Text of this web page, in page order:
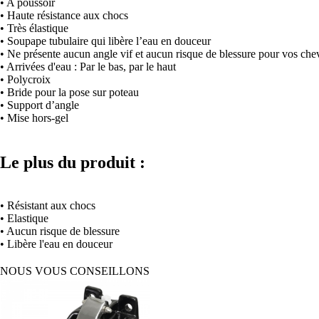
• A poussoir
• Haute résistance aux chocs
• Très élastique
• Soupape tubulaire qui libère l’eau en douceur
• Ne présente aucun angle vif et aucun risque de blessure pour vos
• Arrivées d'eau : Par le bas, par le haut
• Polycroix
• Bride pour la pose sur poteau
• Support d’angle
• Mise hors-gel
Le plus du produit :
• Résistant aux chocs
• Elastique
• Aucun risque de blessure
• Libère l'eau en douceur
NOUS VOUS CONSEILLONS